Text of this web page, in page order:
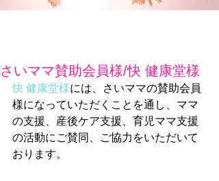
さいママ賛助会員様/快 健康堂様
快 健康堂様には、さいママの賛助会員
様になっていただくことを通し、ママ
の支援、産後ケア支援、育児ママ支援
の活動にご賛同、ご協力をいただいて
おります。